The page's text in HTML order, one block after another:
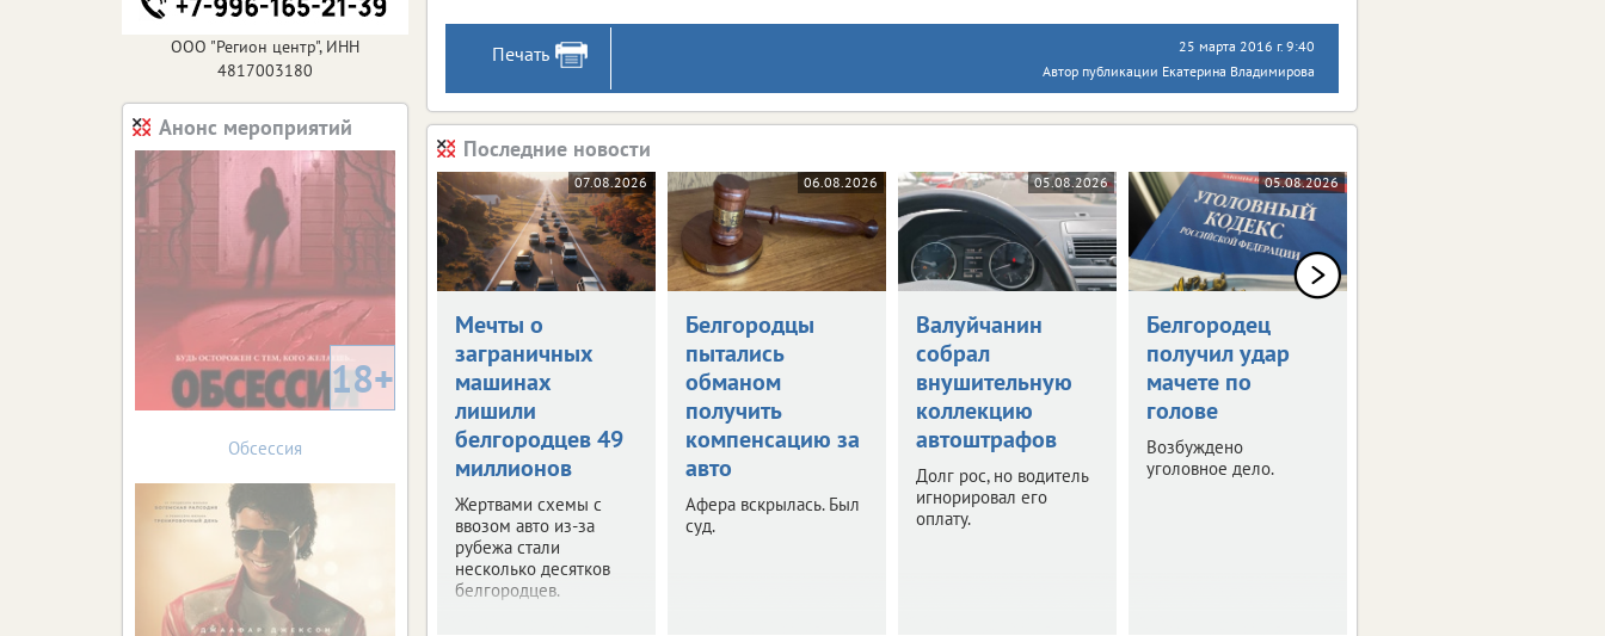
Печать
25 марта 2016 г. 9:40
Автор публикации Екатерина Владимирова
Последние новости
07.08.2026
Мечты о
заграничных
машинах
лишили
белгородцев 49
миллионов
Жертвами схемы с
ввозом авто из-за
рубежа стали
несколько десятков
белгородцев.
06.08.2026
Белгородцы
пытались
обманом
получить
компенсацию за
авто
Афера вскрылась. Был
суд.
05.08.2026
Валуйчанин
собрал
внушительную
коллекцию
автоштрафов
Долг рос, но водитель
игнорировал его
оплату.
05.08.2026
Белгородец
получил удар
мачете по
голове
Возбуждено
уголовное дело.
ООО "Регион центр", ИНН
4817003180
Анонс мероприятий
18+
Обсессия